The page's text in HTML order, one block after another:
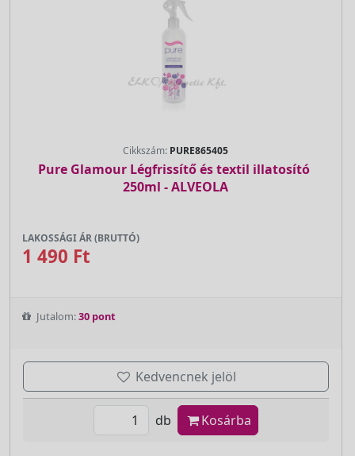
Cikkszám: PURE865405
Pure Glamour Légfrissítő és textil illatosító 
250ml - ALVEOLA
LAKOSSÁGI ÁR (BRUTTÓ)
1 490 Ft
Jutalom:30 pont
Kedvencnek jelöl
db Kosárba